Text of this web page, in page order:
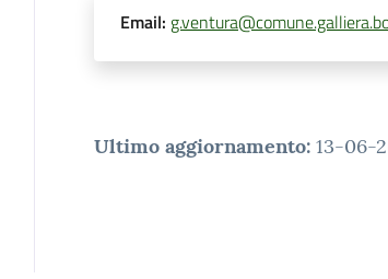
Email:
Ultimo aggiornamento: 13-06-